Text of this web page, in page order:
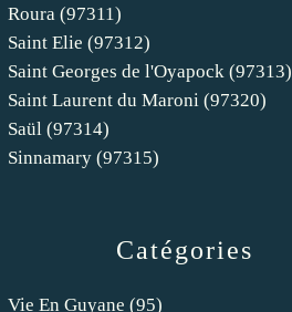
Catégories
Vie En Guyane (95)
Roura (97311)
Saint Elie (97312)
Saint Georges de l'Oyapock (97313)
Saint Laurent du Maroni (97320)
Saül (97314)
Sinnamary (97315)